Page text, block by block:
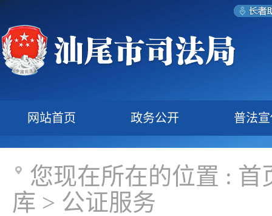
网站首页 政务公开 普法
您现在所在的位置 : 首
库 > 公证服务